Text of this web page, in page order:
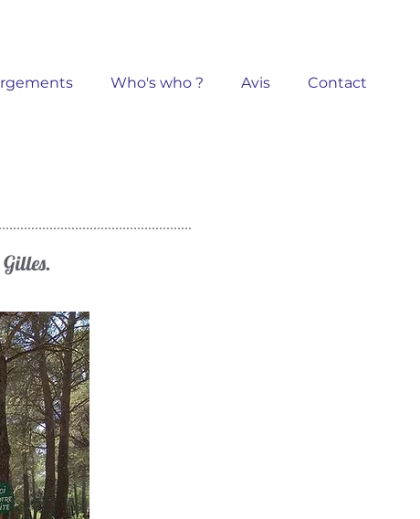
Who's who ? Avis Contact